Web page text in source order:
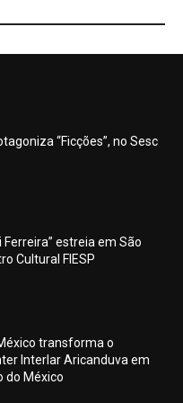
“Ficções”, no Sesc
Ferreira” estreia em São
Cultural FIESP
transforma o
Interlar Aricanduva em
do México